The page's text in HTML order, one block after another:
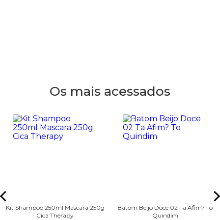
Os mais acessados
Kit Shampoo 250ml Mascara 250g
Cica Therapy
Batom Beijo Doce 02 Ta Afim? To
Quindim